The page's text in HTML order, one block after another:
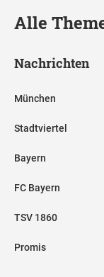
Alle
Nachrichten
München
Stadtviertel
Bayern
FC Bayern
TSV 1860
Promis